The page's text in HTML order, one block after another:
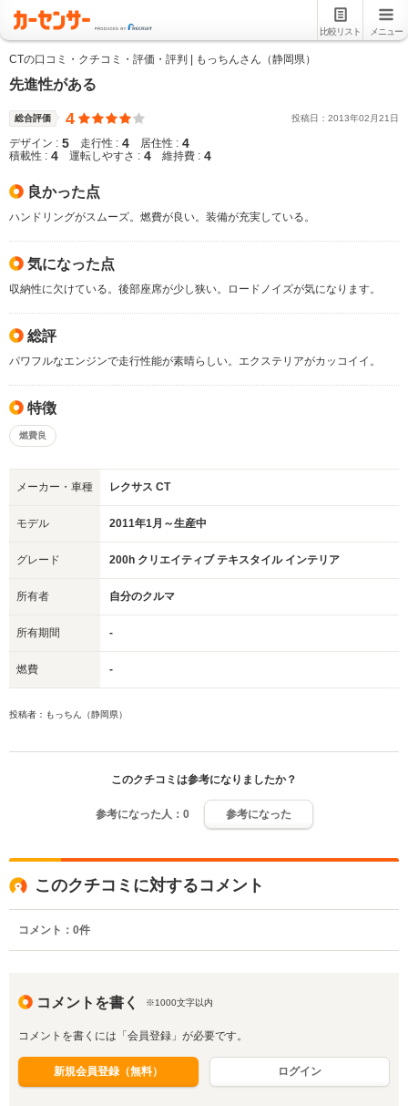
比較リスト メニュー
CTの口コミ・クチコミ・評価・評判 | もっちんさん（静岡県）
先進性がある
総合評価 4 投稿日： 2013年02 月21 日
デザイン : 5 走行性 : 4 居住性 : 4
積載性 : 4 運転しやすさ : 4 維持費 : 4
良かった点
ハンドリングがスムーズ。燃費が良い。装備が充実している。
気になった点
収納性に欠けている。後部座席が少し狭い。ロードノイズが気になります。
総評
パワフルなエンジンで走行性能が素晴らしい。エクステリアがカッコイイ。
特徴
燃費良
メーカー・車種 レクサス CT
モデル 2011年1月～生産中
グレード 200h クリエイティブ テキスタイル インテリア
所有者 自分のクルマ
所有期間 -
燃費 -
投稿者：もっちん（静岡県）
このクチコミは参考になりましたか？
参考になった人： 0 参考になった
このクチコミに対するコメント
コメント： 0件
コメントを書く ※1000文字以内
コメントを書くには「会員登録」が必要です。
新規会員登録（無料） ログイン